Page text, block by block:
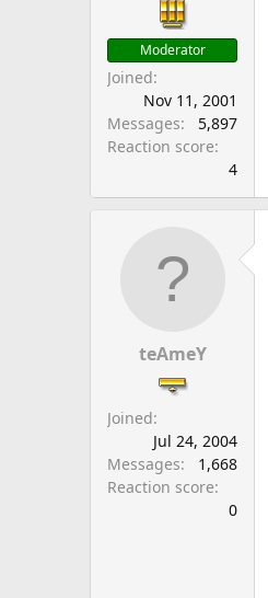
Moderator
Joined
Nov 11, 2001
Messages
5,897
Reaction score
4
teAmeY
Joined
Jul 24, 2004
Messages
1,668
Reaction score
0